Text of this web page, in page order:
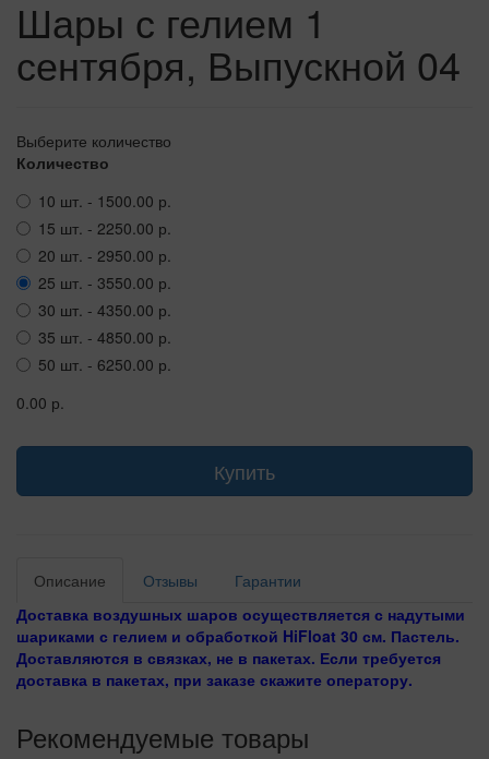
Шары с гелием 1
сентября, Выпускной 04
Выберите количество
Количество
10 шт. - 1500.00 р.
15 шт. - 2250.00 р.
20 шт. - 2950.00 р.
25 шт. - 3550.00 р.
30 шт. - 4350.00 р.
35 шт. - 4850.00 р.
50 шт. - 6250.00 р.
0.00 р.
Купить
Описание Отзывы
Гарантии
Доставка воздушных шаров осуществляется с надутыми
шариками с гелием и обработкой HiFloat 30 см. Пастель.
Доставляются в связках, не в пакетах. Если требуется
доставка в пакетах, при заказе скажите оператору.
Рекомендуемые товары